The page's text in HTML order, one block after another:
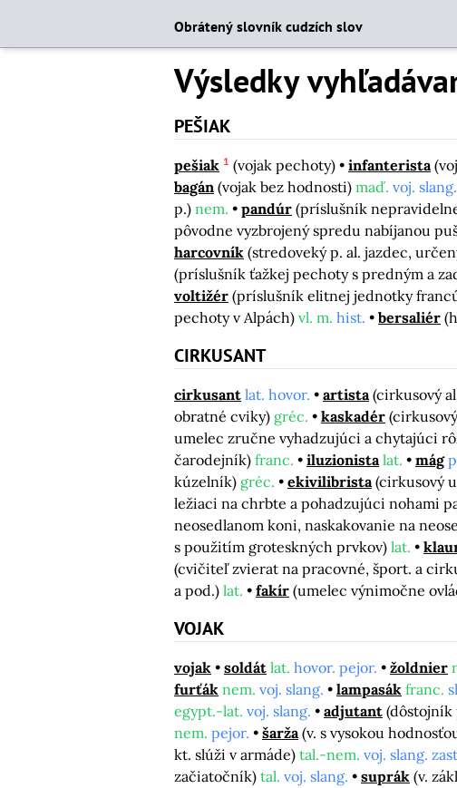
Obrátený slovník cudzích slov
Výsledky
PEŠIAK
pešiak 1 (vojak pechoty) infanterista
bagán (vojak bez hodnosti) maď. voj. slang.
p.) nem. pandúr (príslušník
pôvodne vyzbrojený spredu nabíjanou
harcovník (stredoveký p. al. jazdec,
(príslušník ťažkej pechoty s predným a
voltižér (príslušník elitnej jednotky
pechoty v Alpách) vl. m. hist. bersaliér
CIRKUSANT
cirkusant lat. hovor. artista (cirkusový
obratné cviky) gréc. kaskadér
umelec zručne vyhadzujúci a chytajúci
čarodejník) franc. iluzionista lat. mág
kúzelník) gréc. ekivilibrista (cirkusový
ležiaci na chrbte a pohadzujúci nohami
neosedlanom koni, naskakovanie na
s použitím groteskných prvkov) lat.
(cvičiteľ zvierat na pracovné, šport. a
a pod.) lat. fakír (umelec výnimočne
VOJAK
vojak soldát lat. hovor. pejor. žoldnier
furťák nem. voj. slang. lampasák franc.
egypt.-lat. voj. slang. adjutant (dôstojník
nem. pejor. šarža (v. s vysokou
kt. slúži v armáde) tal.-nem. voj. slang.
začiatočník) tal. voj. slang. suprák (v.